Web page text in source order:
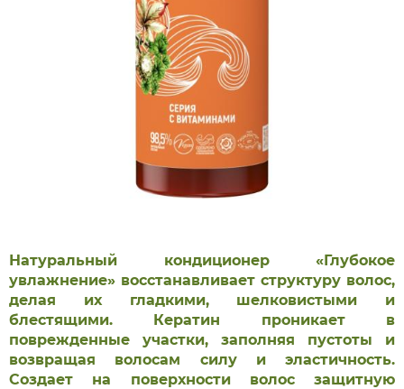
Натуральный кондиционер «Глубокое
увлажнение» восстанавливает структуру волос,
делая их гладкими, шелковистыми и
блестящими. Кератин проникает в
поврежденные участки, заполняя пустоты и
возвращая волосам силу и эластичность.
Создает на поверхности волос защитную